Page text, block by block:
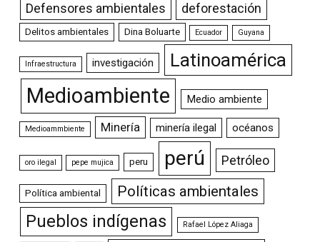
Defensores ambientales deforestación
Delitos ambientales Dina Boluarte Ecuador Guyana
Infraestructura investigación Latinoamérica
Medioambiente Medio ambiente
Medioammbiente Minería minería ilegal océanos
oro ilegal pepe mujica peru perú Petróleo
Política ambiental Políticas ambientales
Pueblos indígenas Rafael López Aliaga